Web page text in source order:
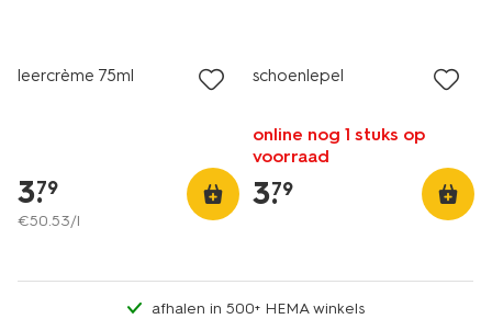
leercrème 75ml
3.
79
€50.53/l
schoenlepel
online nog 1 stuks op
voorraad
3.
79
afhalen in 500+ HEMA winkels